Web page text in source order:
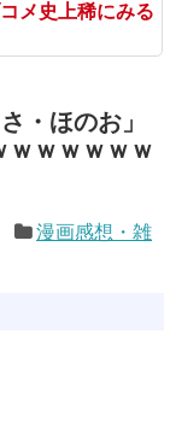
メ史上稀にみる
・ほのお」
ｗｗｗｗｗｗ
漫画感想・雑